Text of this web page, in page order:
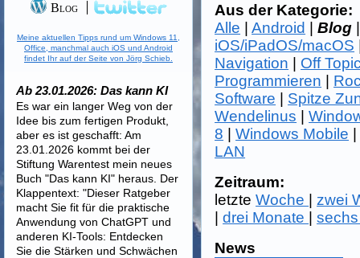
Aus der Kategorie:
Alle |Android |Blog
iOS/iPadOS/macOS
Navigation
Off
Programmieren
Software
Spitze
Wendelinus |
8 |Windows Mobile
LAN
Zeitraum:
letzteWoche
zwei
|drei Monate |
News
Blog
Meine aktuellen Tipps rund um Windows 11,
Office, manchmal auch iOS und Android
findet Ihr auf der Seite von Jörg Schieb.
Ab 23.01.2026: Das kann KI
Es war ein langer Weg von der
Idee bis zum fertigen Produkt,
aber es ist geschafft: Am
23.01.2026 kommt bei der
Stiftung Warentest mein neues
Buch "Das kann KI" heraus. Der
Klappentext: "Dieser Ratgeber
macht Sie fit für die praktische
Anwendung von ChatGPT und
anderen KI-Tools: Entdecken
Sie die Stärken und Schwächen